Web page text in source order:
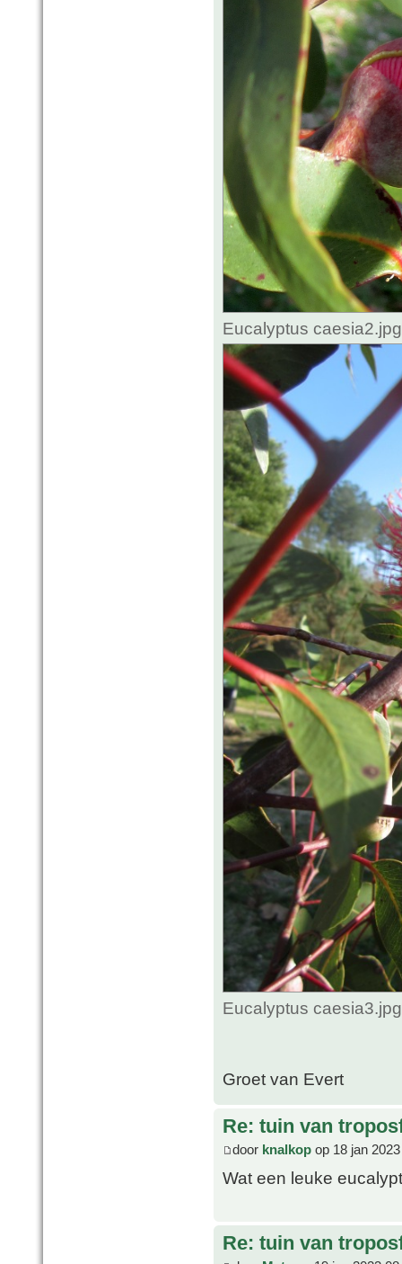
Eucalyptus
Eucalyptus
Groet van Evert
Re: tuin van
door knalkop op 18 jan
Wat een leuke
Re: tuin van